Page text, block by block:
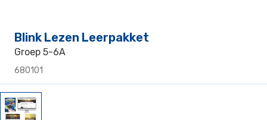
Blink Lezen Leerpakket
Groep 5-6A
680101